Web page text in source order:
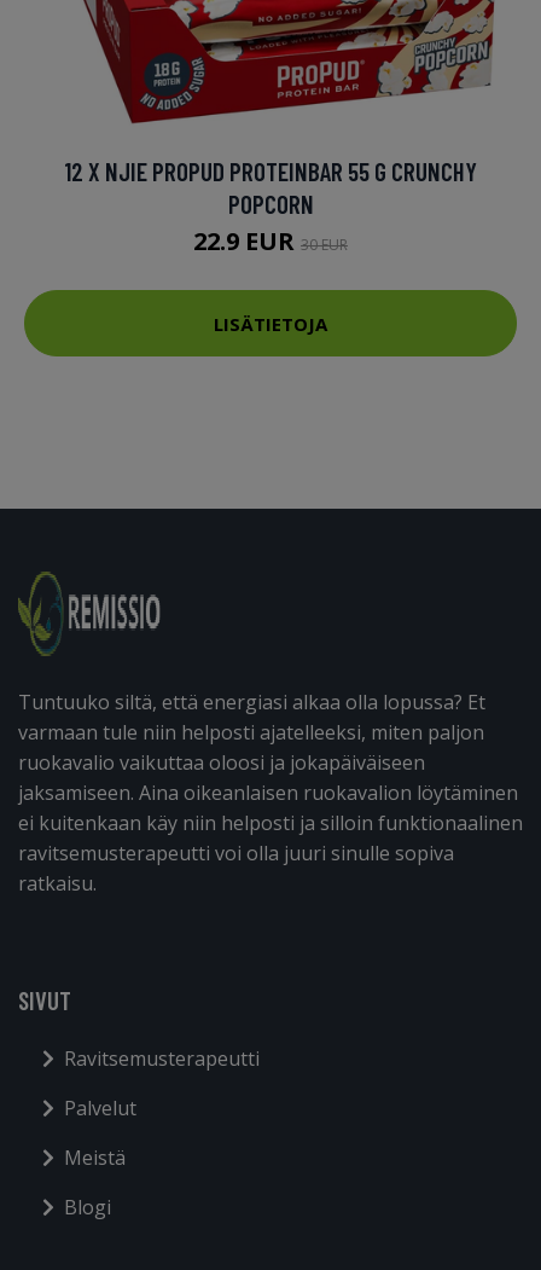
12 X NJIE PROPUD PROTEINBAR 55 G CRUNCHY
POPCORN
22.9 EUR 30 EUR
LISÄTIETOJA
Tuntuuko siltä, että energiasi alkaa olla lopussa? Et
varmaan tule niin helposti ajatelleeksi, miten paljon
ruokavalio vaikuttaa oloosi ja jokapäiväiseen
jaksamiseen. Aina oikeanlaisen ruokavalion löytäminen
ei kuitenkaan käy niin helposti ja silloin funktionaalinen
ravitsemusterapeutti voi olla juuri sinulle sopiva
ratkaisu.
SIVUT
Ravitsemusterapeutti
Palvelut
Meistä
Blogi